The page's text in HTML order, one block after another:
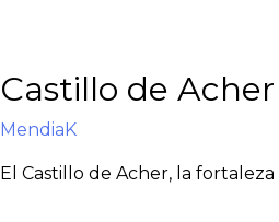
Castillo de Acher
MendiaK
El Castillo de Acher, la